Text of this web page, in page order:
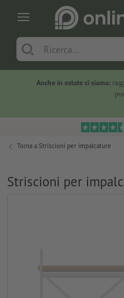
Anche in estate ci siamo:
Torna a Striscioni per impalcature
Striscioni per